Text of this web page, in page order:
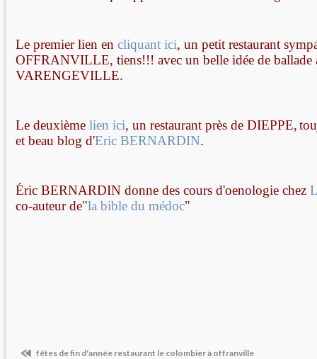
Le premier lien en cliquant ici, un petit restaurant
OFFRANVILLE, tiens!!! avec un belle idée de ballade
VARENGEVILLE.
Le deuxième lien ici, un restaurant près de DIEPPE,
et beau blog d'Eric BERNARDIN.
Éric BERNARDIN donne des cours d'oenologie chez
co-auteur de"la bible du médoc"
fêtes de fin d'année restaurant le colombier à offranville